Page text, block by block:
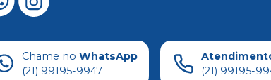
Chame no WhatsApp
(21) 99195-9947
(21) 99195-